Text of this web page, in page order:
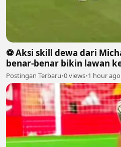
⚽️ Aksi skill dewa dari
benar-benar bikin lawan
Postingan Terbaru•0 views•1 hour ago